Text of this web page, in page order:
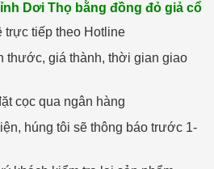
Dơi Thọ bằng đồng đỏ giả cổ
trực tiếp theo Hotline
thước, giá thành, thời gian giao
cọc qua ngân hàng
húng tôi sẽ thông báo trước 1-